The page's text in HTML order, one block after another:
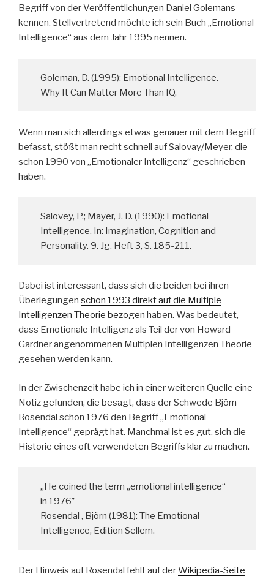
Begriff von der Veröffentlichungen Daniel Golemans
kennen. Stellvertretend möchte ich sein Buch „Emotional
Intelligence“ aus dem Jahr 1995 nennen.
Goleman, D. (1995): Emotional Intelligence.
Why It Can Matter More Than IQ.
Wenn man sich allerdings etwas genauer mit dem Begriff
befasst, stößt man recht schnell auf Salovay/Meyer, die
schon 1990 von „Emotionaler Intelligenz“ geschrieben
haben.
Salovey, P.; Mayer, J. D. (1990): Emotional
Intelligence. In: Imagination, Cognition and
Personality. 9. Jg. Heft 3, S. 185-211.
Dabei ist interessant, dass sich die beiden bei ihren
Überlegungen schon 1993 direkt auf die Multiple
Intelligenzen Theorie bezogen haben. Was bedeutet,
dass Emotionale Intelligenz als Teil der von Howard
Gardner angenommenen Multiplen Intelligenzen Theorie
gesehen werden kann.
In der Zwischenzeit habe ich in einer weiteren Quelle eine
Notiz gefunden, die besagt, dass der Schwede Björn
Rosendal schon 1976 den Begriff „Emotional
Intelligence“ geprägt hat. Manchmal ist es gut, sich die
Historie eines oft verwendeten Begriffs klar zu machen.
„He coined the term „emotional intelligence“
in 1976″
Rosendal , Björn (1981): The Emotional
Intelligence, Edition Sellem.
Der Hinweis auf Rosendal fehlt auf derWikipedia-Seite